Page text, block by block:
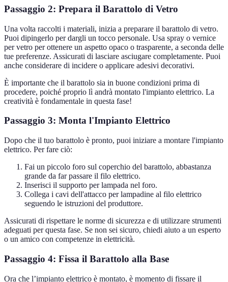
Passaggio 2: Prepara il Barattolo di Vetro
Una volta raccolti i materiali, inizia a preparare il barattolo di vetro.
Puoi dipingerlo per dargli un tocco personale. Usa spray o vernice
per vetro per ottenere un aspetto opaco o trasparente, a seconda delle
tue preferenze. Assicurati di lasciare asciugare completamente. Puoi
anche considerare di incidere o applicare adesivi decorativi.
È importante che il barattolo sia in buone condizioni prima di
procedere, poiché proprio lì andrà montato l'impianto elettrico. La
creatività è fondamentale in questa fase!
Passaggio 3: Monta l'Impianto Elettrico
Dopo che il tuo barattolo è pronto, puoi iniziare a montare l'impianto
elettrico. Per fare ciò:
Fai un piccolo foro sul coperchio del barattolo, abbastanza
grande da far passare il filo elettrico.
Inserisci il supporto per lampada nel foro.
Collega i cavi dell'attacco per lampadine al filo elettrico
seguendo le istruzioni del produttore.
Assicurati di rispettare le norme di sicurezza e di utilizzare strumenti
adeguati per questa fase. Se non sei sicuro, chiedi aiuto a un esperto
o un amico con competenze in elettricità.
Passaggio 4: Fissa il Barattolo alla Base
Ora che l’impianto elettrico è montato, è momento di fissare il